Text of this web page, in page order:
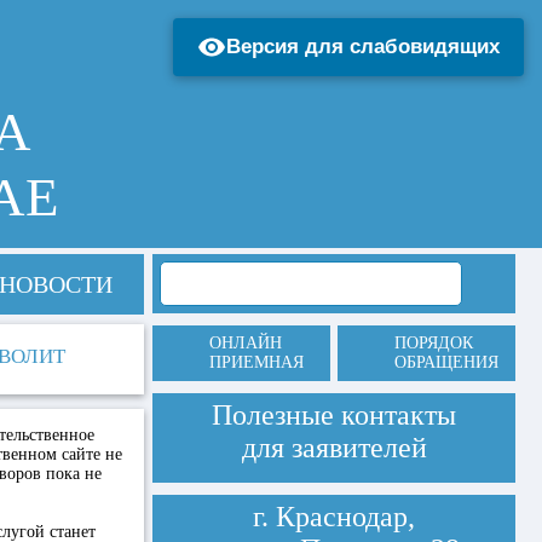
НОВОСТИ
сайте не
пока не
станет
ОНЛАЙН
ПРИЕМНАЯ
ПОРЯДОК
ОБРАЩЕНИЯ
Полезные контакты
для заявителей
г. Краснодар,
Версия для слабовидящих